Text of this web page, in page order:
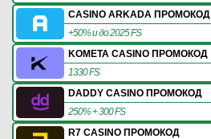
CASINO ARKADA ПРОМОКОД
+50% и до 2025 FS
KOMETA CASINO ПРОМОКОД
1330 FS
DADDY CASINO ПРОМОКОД
250% + 300 FS
R7 CASINO ПРОМОКОД